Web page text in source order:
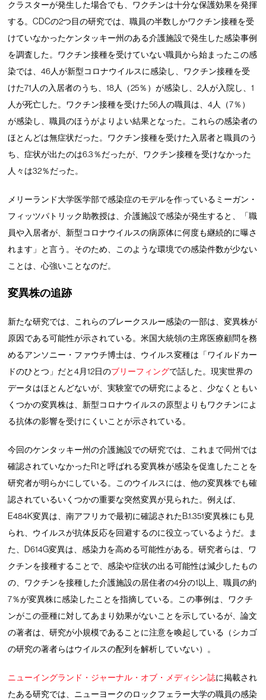
クラスターが発生した場合でも、ワクチンは十分な保護効果を発揮
する。CDCの2つ目の研究では、職員の半数しかワクチン接種を受
けていなかったケンタッキー州のある介護施設で発生した感染事例
を調査した。ワクチン接種を受けていない職員から始まったこの感
染では、46人が新型コロナウイルスに感染し、ワクチン接種を受
けた71人の入居者のうち、18人（25％）が感染し、2人が入院し、1
人が死亡した。ワクチン接種を受けた56人の職員は、4人（7％）
が感染し、職員のほうがよりよい結果となった。これらの感染者の
ほとんどは無症状だった。ワクチン接種を受けた入居者と職員のう
ち、症状が出たのは6.3％だったが、ワクチン接種を受けなかった
人々は32％だった。
メリーランド大学医学部で感染症のモデルを作っているミーガン・
フィッツパトリック助教授は、介護施設で感染が発生すると、「職
員や入居者が、新型コロナウイルスの病原体に何度も継続的に曝さ
れます」と言う。そのため、このような環境での感染件数が少ない
ことは、心強いことなのだ。
変異株の追跡
新たな研究では、これらのブレークスルー感染の一部は、変異株が
原因である可能性が示されている。米国大統領の主席医療顧問を務
めるアンソニー・ファウチ博士は、ウイルス変種は「ワイルドカー
ドのひとつ」だと4月12日のブリーフィングで話した。現実世界の
データはほとんどないが、実験室での研究によると、少なくともい
くつかの変異株は、新型コロナウイルスの原型よりもワクチンによ
る抗体の影響を受けにくいことが示されている。
今回のケンタッキー州の介護施設での研究では、これまで同州では
確認されていなかったR1と呼ばれる変異株が感染を促進したことを
研究者が明らかにしている。このウイルスには、他の変異株でも確
認されているいくつかの重要な突然変異が見られた。例えば、
E484K変異は、南アフリカで最初に確認されたB.1.351変異株にも見
られ、ウイルスが抗体反応を回避するのに役立っているようだ。ま
た、D614G変異は、感染力を高める可能性がある。研究者らは、ワ
クチンを接種することで、感染や症状の出る可能性は減少したもの
の、ワクチンを接種した介護施設の居住者の4分の1以上、職員の約
7％が変異株に感染したことを指摘している。この事例は、ワクチ
ンがこの亜種に対してあまり効果がないことを示しているが、論文
の著者は、研究が小規模であることに注意を喚起している（シカゴ
の研究の著者らはウイルスの配列を解析していない）。
ニューイングランド・ジャーナル・オブ・メディシン誌に掲載され
たある研究では、ニューヨークのロックフェラー大学の職員の感染